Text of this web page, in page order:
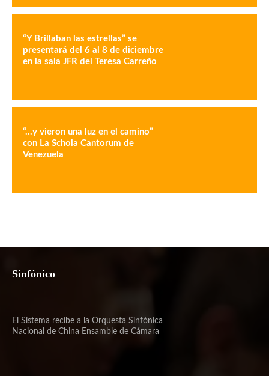
“Y Brillaban las estrellas” se
presentará del 6 al 8 de diciembre
en la sala JFR del Teresa Carreño
“…y vieron una luz en el camino”
con La Schola Cantorum de
Venezuela
Sinfónico
El Sistema recibe a la Orquesta Sinfónica
Nacional de China Ensamble de Cámara